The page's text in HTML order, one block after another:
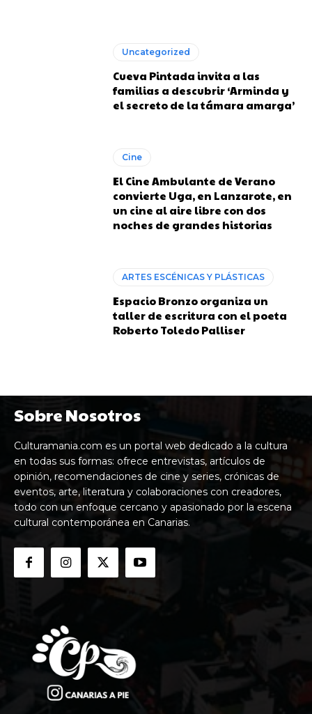
Uncategorized
Cueva Pintada invita a las
familias a descubrir ‘Arminda y
el secreto de la támara amarga’
Cine
El Cine Ambulante de Verano
convierte Uga, en Lanzarote, en
un cine al aire libre con dos
noches de grandes historias
ARTES ESCÉNICAS Y PLÁSTICAS
Espacio Bronzo organiza un
taller de escritura con el poeta
Roberto Toledo Palliser
Sobre Nosotros
Culturamania.com es un portal web dedicado a la cultura
en todas sus formas: ofrece entrevistas, artículos de
opinión, recomendaciones de cine y series, crónicas de
eventos, arte, literatura y colaboraciones con creadores,
todo con un enfoque cercano y apasionado por la escena
cultural contemporánea en Canarias.